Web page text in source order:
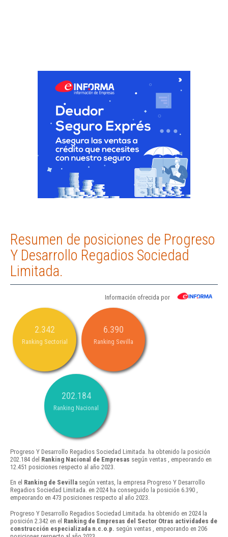
Resumen de posiciones de Progreso
Y Desarrollo Regadios Sociedad
Limitada.
Información ofrecida por
2.342
Ranking Sectorial
6.390
Ranking Sevilla
202.184
Ranking Nacional
Progreso Y Desarrollo Regadios Sociedad Limitada. ha obtenido la posición
202.184 del Ranking Nacional de Empresas según ventas , empeorando en
12.451 posiciones respecto al año 2023.
En el Ranking de Sevilla según ventas, la empresa Progreso Y Desarrollo
Regadios Sociedad Limitada. en 2024 ha conseguido la posición 6.390 ,
empeorando en 473 posiciones respecto al año 2023.
Progreso Y Desarrollo Regadios Sociedad Limitada. ha obtenido en 2024 la
posición 2.342 en el Ranking de Empresas del Sector Otras actividades de
construcción especializada n.c.o.p. según ventas , empeorando en 206